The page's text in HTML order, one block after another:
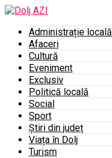
Administrație locală
Afaceri
Cultură
Eveniment
Exclusiv
Politică locală
Social
Sport
Știri din județ
Viața în Dolj
Turism